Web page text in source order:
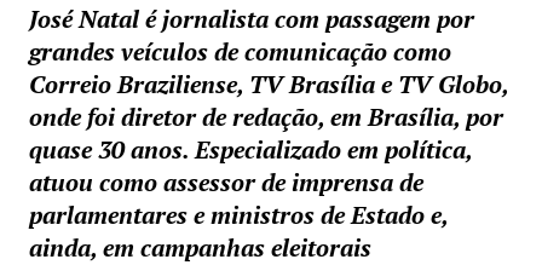
José Natal é jornalista com passagem por
grandes veículos de comunicação como
Correio Braziliense, TV Brasília e TV Globo,
onde foi diretor de redação, em Brasília, por
quase 30 anos. Especializado em política,
atuou como assessor de imprensa de
parlamentares e ministros de Estado e,
ainda, em campanhas eleitorais